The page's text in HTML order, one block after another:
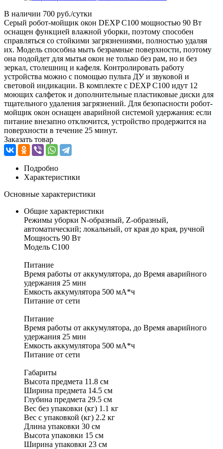
В наличии 700 руб./сутки
Серый робот-мойщик окон DEXP C100 мощностью 90 Вт
оснащен функцией влажной уборки, поэтому способен
справляться со стойкими загрязнениями, полностью удаляя
их. Модель способна мыть безрамные поверхности, поэтому
она подойдет для мытья окон не только без рам, но и без
зеркал, столешниц и кафеля. Контролировать работу
устройства можно с помощью пульта ДУ и звуковой и
световой индикации. В комплекте с DEXP C100 идут 12
моющих салфеток и дополнительные пластиковые диски для
тщательного удаления загрязнений. Для безопасности робот-
мойщик окон оснащен аварийной системой удержания: если
питание внезапно отключится, устройство продержится на
поверхности в течение 25 минут.
Заказать товар
Подробно
Характеристики
Основные характеристики
Общие характеристики
Режимы уборки N-образный, Z-образный,
автоматический; локальный, от края до края, ручной
Мощность 90 Вт
Модель C100
Питание
Время работы от аккумулятора, до Время аварийного
удержания 25 мин
Емкость аккумулятора 500 мА*ч
Питание от сети
Питание
Время работы от аккумулятора, до Время аварийного
удержания 25 мин
Емкость аккумулятора 500 мА*ч
Питание от сети
Габариты
Высота предмета 11.8 см
Ширина предмета 14.5 см
Глубина предмета 29.5 см
Вес без упаковки (кг) 1.1 кг
Вес с упаковкой (кг) 2.2 кг
Длина упаковки 30 см
Высота упаковки 15 см
Ширина упаковки 23 см